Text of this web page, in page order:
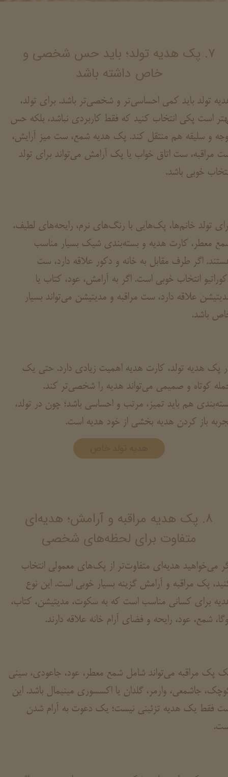
۷. پک هدیه تولد؛ باید حس شخصی و
خاص داشته باشد
تولد باید کمی احساسی‌تر و شخصی‌تر باشد. برای تولد،
است پکی انتخاب کنید که فقط کاربردی نباشد، بلکه حس
و سلیقه هم منتقل کند. پک هدیه شمع، ست میز آرایش،
مراقبه، ست اتاق خواب یا پک آرامش می‌تواند برای تولد
خوبی باشد.
تولد خانم‌ها، پک‌هایی با رنگ‌های نرم، رایحه‌های لطیف،
معطر، کارت هدیه و بسته‌بندی شیک بسیار مناسب
اگر طرف مقابل به خانه و دکور علاقه دارد، ست
انتخاب خوبی است. اگر به آرامش، عود، کتاب یا
علاقه دارد، ست مراقبه و مدیتیشن می‌تواند بسیار
باشد.
پک هدیه تولد، کارت هدیه اهمیت زیادی دارد. حتی یک
کوتاه و صمیمی می‌تواند هدیه را شخصی‌تر کند.
هم باید تمیز، مرتب و احساسی باشد؛ چون در تولد،
باز کردن هدیه بخشی از خود هدیه است.
۸. پک هدیه مراقبه و آرامش؛ هدیه‌ای
متفاوت برای لحظه‌های شخصی
می‌خواهید هدیه‌ای متفاوت‌تر از پک‌های معمولی انتخاب
پک مراقبه و آرامش گزینه بسیار خوبی است. این نوع
برای کسانی مناسب است که به سکوت، مدیتیشن، کتاب،
شمع، عود، رایحه و فضای آرام خانه علاقه دارند.
پک مراقبه می‌تواند شامل شمع معطر، عود، جاعودی، سینی
جاشمعی، وارمر، گلدان یا اکسسوری مینیمال باشد. این
فقط یک هدیه تزئینی نیست؛ یک دعوت به آرام شدن